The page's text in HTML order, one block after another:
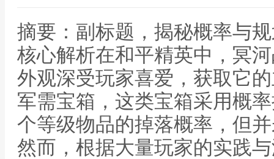
摘要：副标题，揭秘概率与
核心解析在和平精英中，冥
外观深受玩家喜爱，获取它
军需宝箱，这类宝箱采用概
个等级物品的掉落概率，但
然而，根据大量玩家的实践